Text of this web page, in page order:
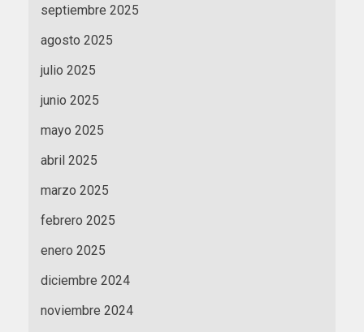
septiembre 2025
agosto 2025
julio 2025
junio 2025
mayo 2025
abril 2025
marzo 2025
febrero 2025
enero 2025
diciembre 2024
noviembre 2024